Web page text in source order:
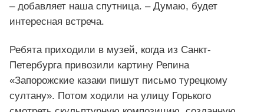
– добавляет наша спутница. – Думаю, будет
интересная встреча.
Ребята приходили в музей, когда из Санкт-
Петербурга привозили картину Репина
«Запорожские казаки пишут письмо турецкому
султану». Потом ходили на улицу Горького